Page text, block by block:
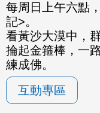
每周日上午六點
記>。
看黃沙大漠中，
掄起金箍棒，一
練成佛。
互動專區